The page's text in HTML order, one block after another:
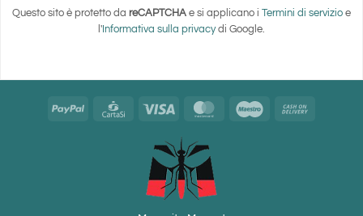
Questo sito è protetto da reCAPTCHA e si applicano i Termini di servizio e
l' Informativa sulla privacydi Google.
PayPal CartaSi Visa MasterCardMaestro